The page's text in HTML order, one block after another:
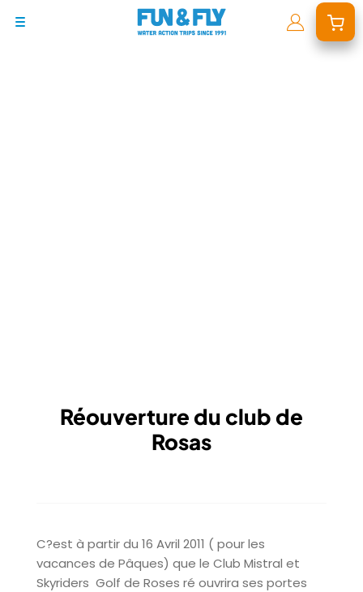
Réouverture du club de
Rosas
C?est à partir du 16 Avril 2011 ( pour les
vacances de Pâques) que le Club Mistral et
Skyriders Golf de Roses ré ouvrira ses portes